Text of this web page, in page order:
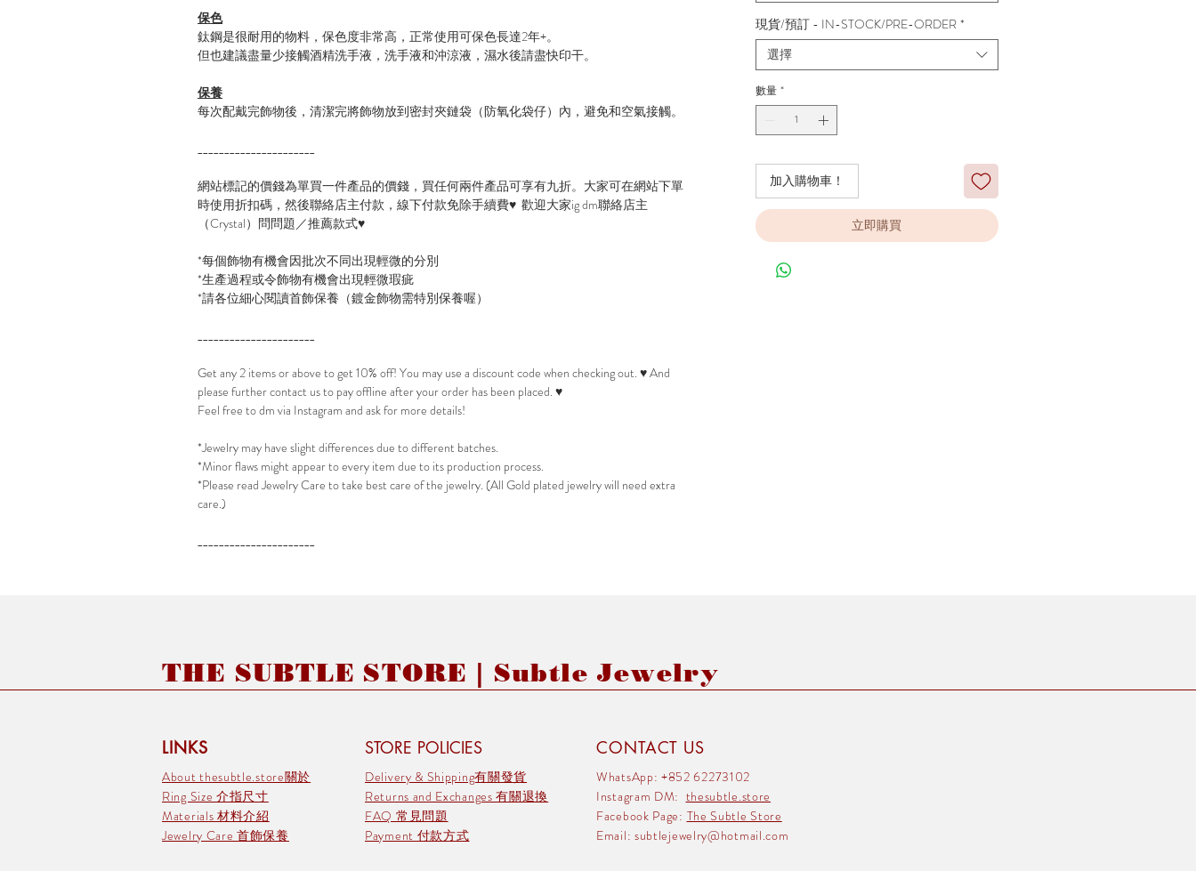
保色
鈦鋼是很耐用的物料，保色度非常高，正常使用可保色長達2年+。
但也建議盡量少接觸酒精洗手液，洗手液和沖涼液，濕水後請盡快印干。
保養
每次配戴完飾物後，清潔完將飾物放到密封夾鏈袋（防氧化袋仔）內，避免和空氣接觸。
網站標記的價錢為單買一件產品的價錢，買任何兩件產品可享有九折。大家可在網站下單
時使用折扣碼，然後聯絡店主付款，線下付款免除手續費♥ 歡迎大家ig dm聯絡店主
（Crystal）問問題／推薦款式♥
*每個飾物有機會因批次不同出現輕微的分別
*生產過程或令飾物有機會出現輕微瑕疵
*請各位細心閱讀首飾保養（鍍金飾物需特別保養喔）
Get any 2 items or above to get 10% off! You may use a discount code when checking out. ♥ And
please further contact us to pay offline after your order has been placed. ♥
Feel free to dm via Instagram and ask for more details!
*Jewelry may have slight differences due to different batches.
*Minor flaws might appear to every item due to its production process.
*Please read Jewelry Care to take best care of the jewelry. (All Gold plated jewelry will need extra
care.)
現貨/預訂 - IN-STOCK/PRE-ORDER *
選擇
數量 *
加入購物車！
立即購買
THE SUBTLE STORE | Subtle Jewelry
LINKS STORE POLICIES
About thesubtle.store關於
Ring Size 介指尺寸
Materials 材料介紹
Jewelry Care 首飾保養
Delivery & Shipping有關發貨
Returns and Exchanges 有關退換
FAQ 常見問題
Payment 付款方式
CONTACT US
WhatsApp: +852 62273102
Instagram DM: thesubtle.store
Facebook Page: The Subtle Store
Email: subtlejewelry@hotmail.com